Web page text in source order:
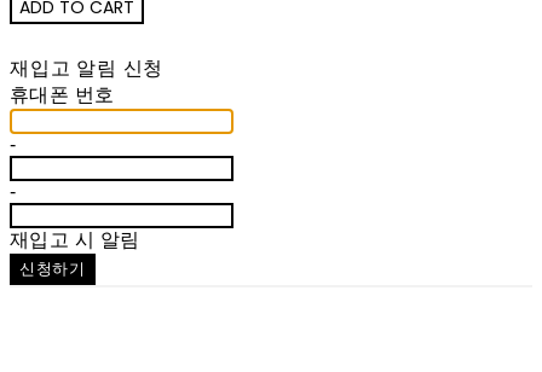
재입고 알림 신청
휴대폰 번호
-
-
재입고 시 알림
신청하기